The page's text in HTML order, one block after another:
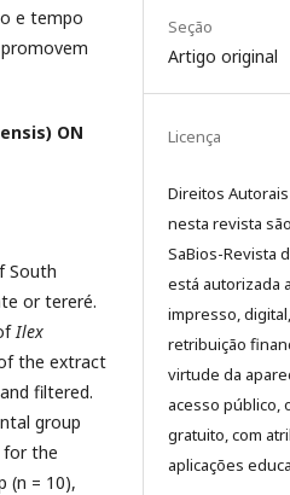
e tempo
ON
South
or tereré.
Ilex
the extract
filtered.
group
for the
(n = 10),
Seção
Artigo original
Licença
Direitos
nesta revista
SaBios-Revista
está autorizada
impresso,
retribuição
virtude da
acesso público,
gratuito, com
aplicações